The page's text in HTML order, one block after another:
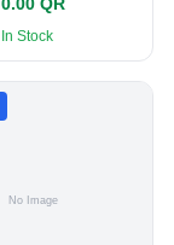
In Stock